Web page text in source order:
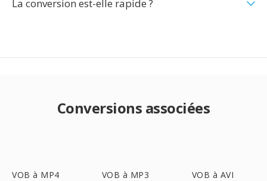
La conversion est-elle rapide ?
Conversions associées
VOB à MP4 VOB à MP3 VOB à AVI